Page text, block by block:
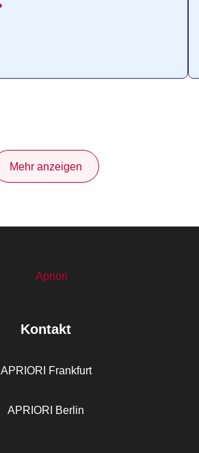
Mehr anzeigen
Kontakt
APRIORI Frankfurt
APRIORI Berlin